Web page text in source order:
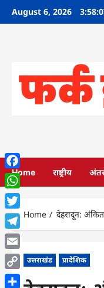
SkipAugust 6, 2026
Home राष्ट्रीय
Home देहरादून:
उत्तराखंड प्रादेशिक
Facebook
WhatsApp
Twitter
Telegram
Email
Copy